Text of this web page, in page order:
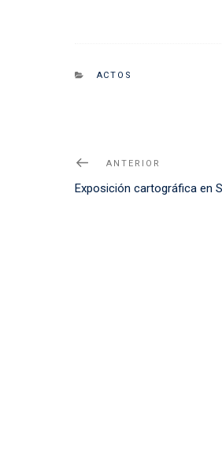
CATEGORIES
ACTOS
Navegación
de
Noticia
Anterior
ANTERIOR
Exposición cartográfica en